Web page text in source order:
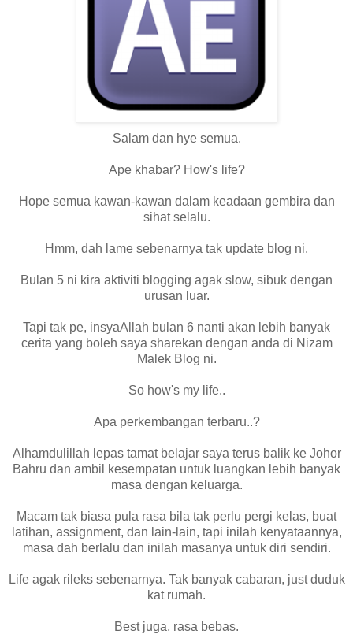
Salam dan hye semua.
Ape khabar? How's life?
Hope semua kawan-kawan dalam keadaan gembira dan
sihat selalu.
Hmm, dah lame sebenarnya tak update blog ni.
Bulan 5 ni kira aktiviti blogging agak slow, sibuk dengan
urusan luar.
Tapi tak pe, insyaAllah bulan 6 nanti akan lebih banyak
cerita yang boleh saya sharekan dengan anda di Nizam
Malek Blog ni.
So how's my life..
Apa perkembangan terbaru..?
Alhamdulillah lepas tamat belajar saya terus balik ke Johor
Bahru dan ambil kesempatan untuk luangkan lebih banyak
masa dengan keluarga.
Macam tak biasa pula rasa bila tak perlu pergi kelas, buat
latihan, assignment, dan lain-lain, tapi inilah kenyataannya,
masa dah berlalu dan inilah masanya untuk diri sendiri.
Life agak rileks sebenarnya. Tak banyak cabaran, just duduk
kat rumah.
Best juga, rasa bebas.